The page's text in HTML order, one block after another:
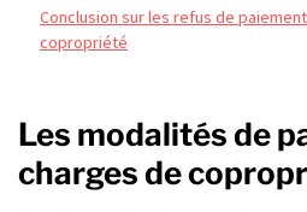
Conclusion sur les refus de
copropriété
Les modalités de
charges de